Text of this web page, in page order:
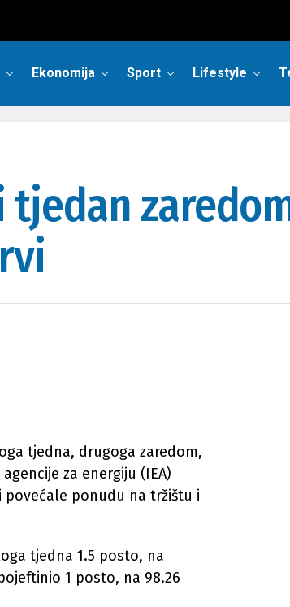
Ekonomija Sport Lifestyle
tjedna, drugoga zaredom,
za energiju (IEA)
povećale ponudu na tržištu i
tjedna 1.5 posto, na
1 posto, na 98.26